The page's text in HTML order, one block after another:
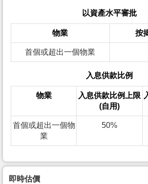
以資產水平審批
物業 按
首個或超出一個物業
入息供款比例
物業
入息供款比例上限
(自用)
首個或超出一個物
業
50%
即時估價